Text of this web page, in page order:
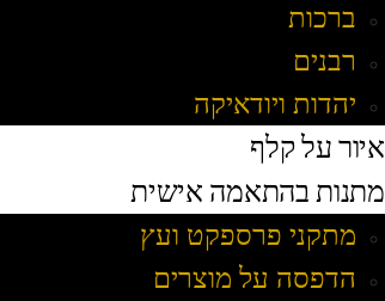
ברכות
רבנים
יהדות ויודאיקה
איור על קלף
מתנות בהתאמה אישית
מתקני פרספקט ועץ
הדפסה על מוצרים